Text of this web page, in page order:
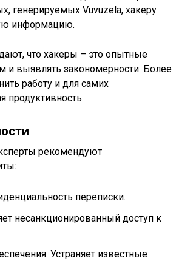
генерируемых Vuvuzela, хакеру
информацию.
что хакеры – это опытные
выявлять закономерности. Более
работу и для самих
продуктивность.
рекомендуют
переписки.
несанкционированный доступ к
Устраняет известные